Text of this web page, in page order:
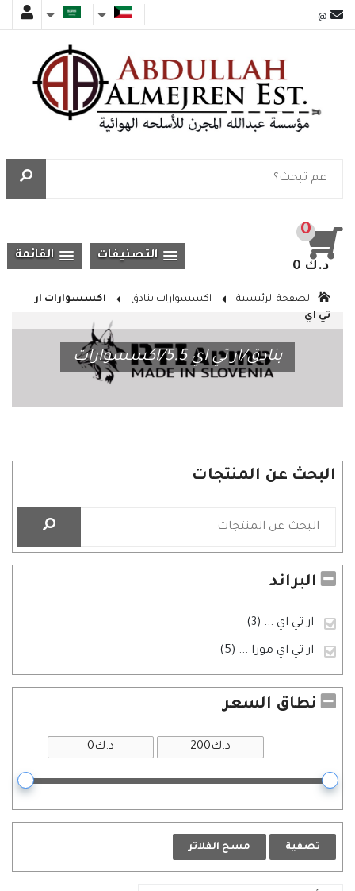
@
0
0 د.ك
القائمة التصنيفات
الصفحة الرئيسية اكسسوارات بنادق
اكسسوارات ار
تي اي
بنادق/ار تي اي 5.5/اكسسوارات
البحث عن المنتجات
البراند
ار تي اي ... (3)
ار تي اي مورا ... (5)
نطاق السعر
تصفية مسح الفلاتر